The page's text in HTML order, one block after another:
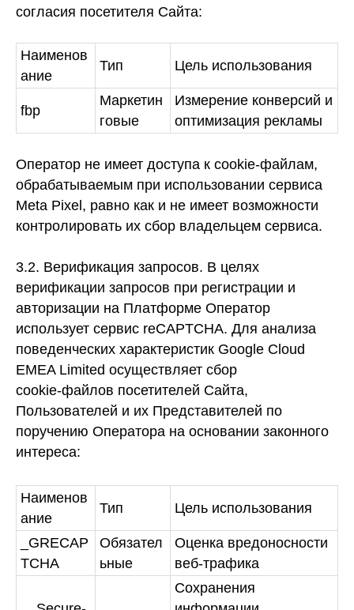
согласия посетителя Сайта:
Наименов
ание
Тип Цель использования
fbp
Маркетин
говые
Измерение конверсий и
оптимизация рекламы
Оператор не имеет доступа к cookie-файлам,
обрабатываемым при использовании сервиса
Meta Pixel, равно как и не имеет возможности
контролировать их сбор владельцем сервиса.
3.2. Верификация запросов. В целях
верификации запросов при регистрации и
авторизации на Платформе Оператор
использует сервис reCAPTCHA. Для анализа
поведенческих характеристик Google Cloud
EMEA Limited осуществляет сбор
cookie‑файлов посетителей Сайта,
Пользователей и их Представителей по
поручению Оператора на основании законного
интереса:
Наименов
ание
Тип Цель использования
_GRECAP
TCHA
Обязател
ьные
Оценка вредоносности
веб-трафика
Сохранения